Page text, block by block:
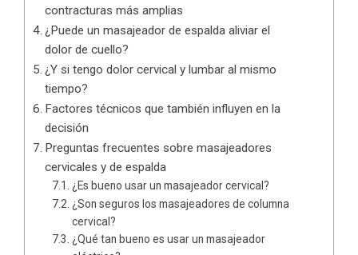
contracturas más amplias
¿Puede un masajeador de espalda aliviar el
dolor de cuello?
¿Y si tengo dolor cervical y lumbar al mismo
tiempo?
Factores técnicos que también influyen en la
decisión
Preguntas frecuentes sobre masajeadores
cervicales y de espalda
¿Es bueno usar un masajeador cervical?
¿Son seguros los masajeadores de columna
cervical?
¿Qué tan bueno es usar un masajeador